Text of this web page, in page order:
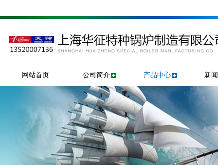
网站首页 公司简介 产品中心 新